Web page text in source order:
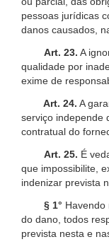
pessoas jurídicas
danos causados,
Art. 23. A
qualidade por
exime de
Art. 24. A
serviço independe
contratual do
Art. 25. É
que impossibilite,
indenizar prevista
§ 1° Havendo
do dano, todos
prevista nesta e